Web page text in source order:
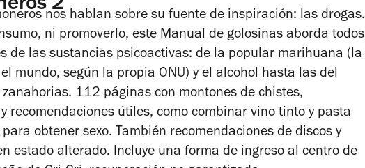
2
nos hablan sobre su fuente de inspiración: las drogas.
ni promoverlo, este Manual de golosinas aborda todos
de las sustancias psicoactivas: de la popular marihuana (la
mundo, según la propia ONU) y el alcohol hasta las del
112 páginas con montones de chistes,
recomendaciones útiles, como combinar vino tinto y pasta
obtener sexo. También recomendaciones de discos y
estado alterado. Incluye una forma de ingreso al centro de